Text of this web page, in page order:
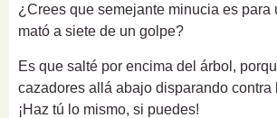
¿Crees que semejante minucia es para
mató a siete de un golpe?
Es que salté por encima del árbol,
cazadores allá abajo disparando contra
¡Haz tú lo mismo, si puedes!